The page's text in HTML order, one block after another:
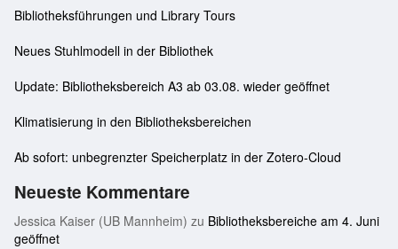
Bibliotheksführungen und Library Tours
Neues Stuhlmodell in der Bibliothek
Update: Bibliotheksbereich A3 ab 03.08. wieder geöffnet
Klimatisierung in den Bibliotheksbereichen
Ab sofort: unbegrenzter Speicherplatz in der Zotero-Cloud
Neueste Kommentare
Jessica Kaiser (UB Mannheim) zu Bibliotheksbereiche am 4. Juni
geöffnet